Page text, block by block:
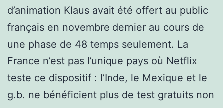
d’animation Klaus avait été offert au public
français en novembre dernier au cours de
une phase de 48 temps seulement. La
France n’est pas l’unique pays où Netflix
teste ce dispositif : l’Inde, le Mexique et le
g.b. ne bénéficient plus de test gratuits non